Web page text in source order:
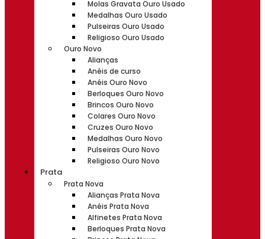
Molas Gravata Ouro Usado
Medalhas Ouro Usado
Pulseiras Ouro Usado
Religioso Ouro Usado
Ouro Novo
Alianças
Anéis de curso
Anéis Ouro Novo
Berloques Ouro Novo
Brincos Ouro Novo
Colares Ouro Novo
Cruzes Ouro Novo
Medalhas Ouro Novo
Pulseiras Ouro Novo
Religioso Ouro Novo
Prata
Prata Nova
Alianças Prata Nova
Anéis Prata Nova
Alfinetes Prata Nova
Berloques Prata Nova